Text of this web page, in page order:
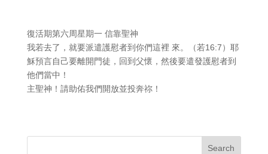
復活期第六周星期一 信靠聖神
我若去了，就要派遣護慰者到你們這裡 來。（若16:7）耶
穌預言自己要離開門徒，回到父懷，然後要遣發護慰者到
他們當中！
主聖神！請助佑我們開放並投奔祢！